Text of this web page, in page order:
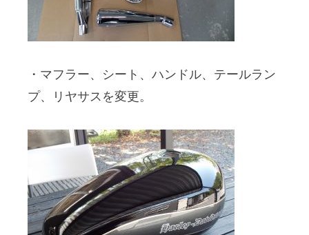
・マフラー、シート、ハンドル、テールラン
プ、リヤサスを変更。